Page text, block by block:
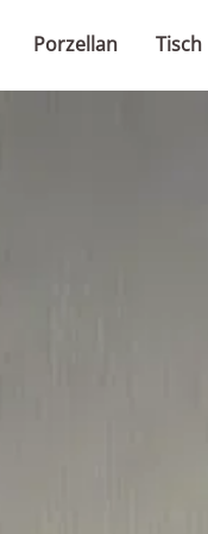
Porzellan Tisch